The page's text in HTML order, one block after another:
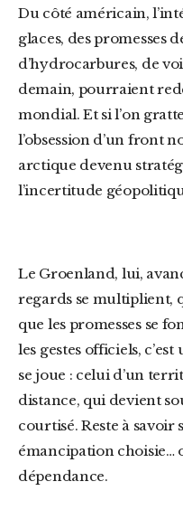
Du côté américain, l’intérêt est limpide. Sous les
glaces, des promesses
d’hydrocarbures, de
demain, pourraient
mondial. Et si l’on
l’obsession d’un front
arctique devenu
l’incertitude
Le Groenland, lui, avance à pas feutrés. Il sait que les
regards se multiplient,
que les promesses se
les gestes officiels,
se joue : celui d’un
distance, qui devient
courtisé. Reste à savoir
émancipation choisie…
dépendance.